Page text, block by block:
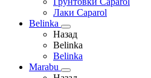
Лаки Caparol
Belinka
Назад
Belinka
Belinka
Marabu